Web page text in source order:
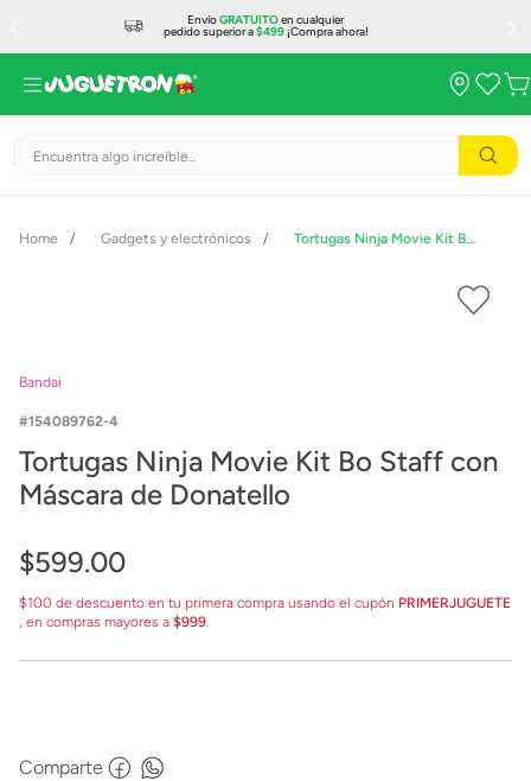
EnvíoGRATUITOen cualquier
pedido superior a$499¡Compra ahora!
Encuentra algo increíble...
Gadgets y electrónicos Tortugas Ninja Movie Kit Bo Staff con Máscara de Donatello
Bandai
154089762-4
Tortugas Ninja Movie Kit Bo Staff con
Máscara de Donatello
$599.00
$100 de descuento en tu primera compra usando el cupón PRIMERJUGUETE
, en compras mayores a $999.
Comparte